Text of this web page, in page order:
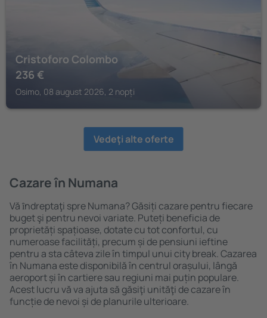
Cristoforo Colombo
236 €
Osimo, 08 august 2026, 2 nopți
Vedeţi alte oferte
Cazare în Numana
Vă ȋndreptaţi spre Numana? Găsiți cazare pentru fiecare
buget şi pentru nevoi variate. Puteți beneficia de
proprietăți spațioase, dotate cu tot confortul, cu
numeroase facilități, precum și de pensiuni ieftine
pentru a sta câteva zile în timpul unui city break. Cazarea
în Numana este disponibilă în centrul orașului, lângă
aeroport și în cartiere sau regiuni mai puțin populare.
Acest lucru vă va ajuta să găsiţi unităţi de cazare în
funcție de nevoi și de planurile ulterioare.